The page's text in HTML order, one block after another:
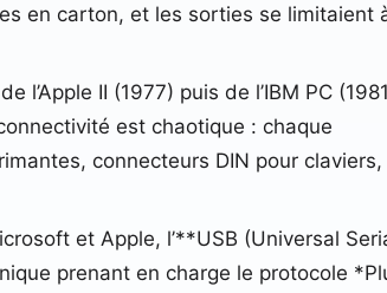
en carton, et les sorties se limitaient
l’Apple II (1977) puis de l’IBM PC
est chaotique : chaque
connecteurs DIN pour claviers,
et Apple, l’**USB (Universal
prenant en charge le protocole